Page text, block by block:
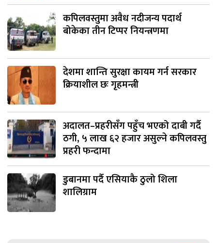
कपिलवस्तुमा अवैध नदीजन्य पदार्थ
बोकेका तीन टिप्पर नियन्त्रणमा
देशमा शान्ति सुरक्षा कायम गर्न सरकार
क्रियाशील छः गृहमन्त्री
अदालत–प्रहरीसँग पहुँच भएको दाबी गर्दै
ठगी, ५ लाख ६२ हजार असुल्ने कपिलवस्तु
प्रहरी फन्दामा
डुबानमा पर्दै एसियाकै ठुलो शिला
शालिग्राम